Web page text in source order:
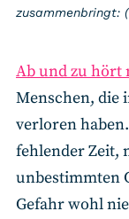
zusammenbringt:
Ab und zu hört
Menschen, die
verloren
fehlender Zeit,
unbestimmten
Gefahr wohl